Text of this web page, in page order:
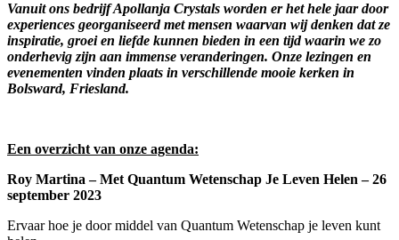
Vanuit ons bedrijf Apollanja Crystals worden er het hele jaar door
experiences georganiseerd met mensen waarvan wij denken dat ze
inspiratie, groei en liefde kunnen bieden in een tijd waarin we zo
onderhevig zijn aan immense veranderingen. Onze lezingen en
evenementen vinden plaats in verschillende mooie kerken in
Bolsward, Friesland.
Een overzicht van onze agenda:
Roy Martina – Met Quantum Wetenschap Je Leven Helen – 26
september 2023
Ervaar hoe je door middel van Quantum Wetenschap je leven kunt